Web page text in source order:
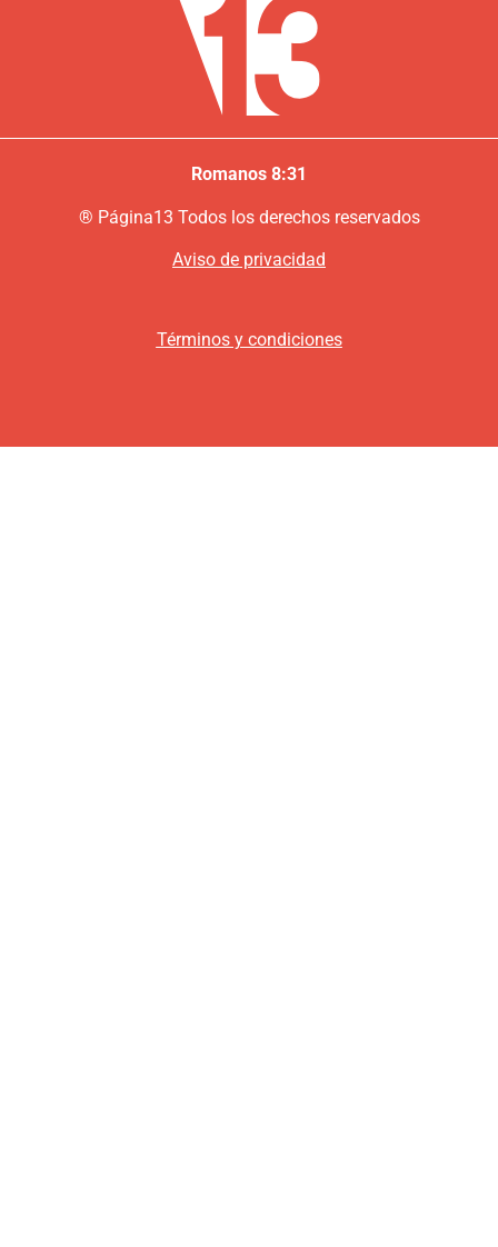
Romanos 8:31
® Página13 Todos los derechos reservados
Aviso de privacidad
Términos y condiciones